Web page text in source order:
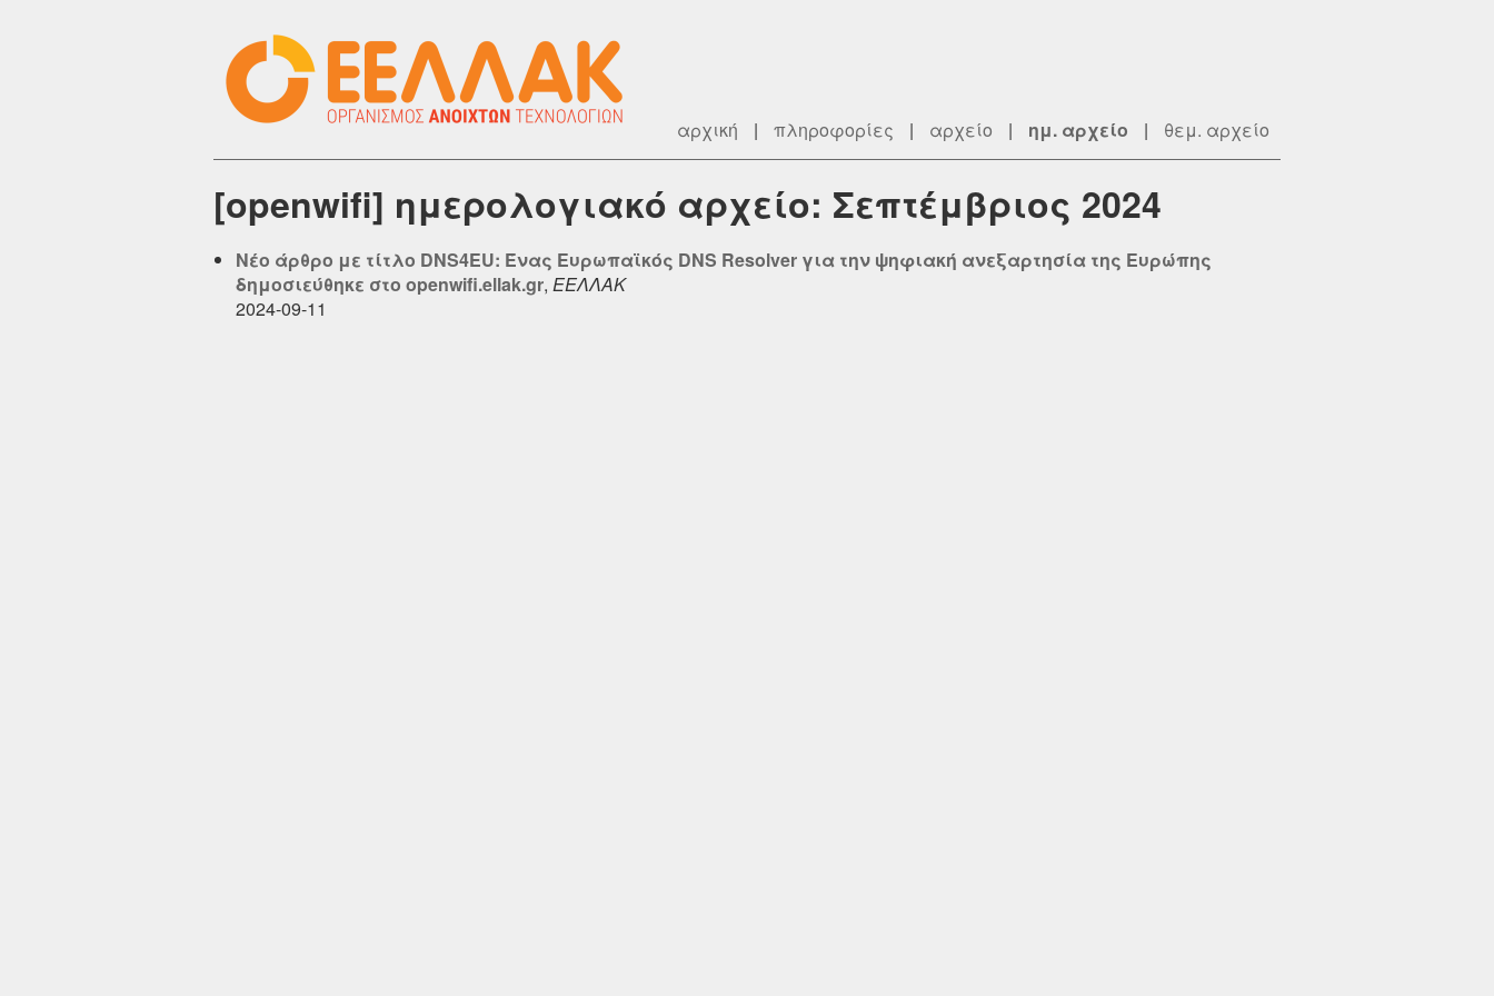
αρχική | πληροφορίες | αρχείο | ημ. αρχείο | θεμ. αρχείο
[openwifi] ημερολογιακό αρχείο: Σεπτέμβριος 2024
Νέο άρθρο με τίτλο DNS4EU: Ένας Ευρωπαϊκός DNS Resolver για την ψηφιακή ανεξαρτησία της Ευρώπης
δημοσιεύθηκε στο openwifi.ellak.gr, ΕΕΛΛΑΚ
2024-09-11